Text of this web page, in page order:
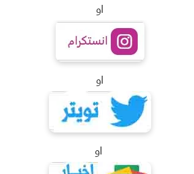
او
او
او